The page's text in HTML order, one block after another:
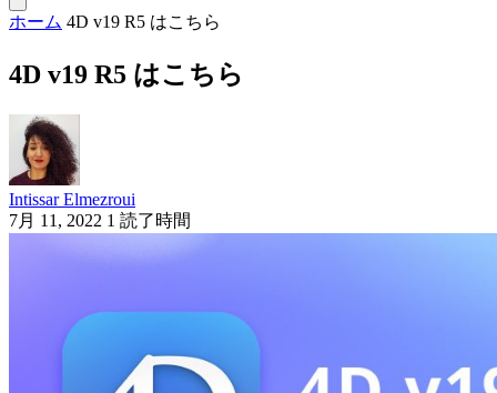
ホーム 4D v19 R5 はこちら
4D v19 R5 はこちら
Intissar Elmezroui
7月 11, 2022 1 読了時間